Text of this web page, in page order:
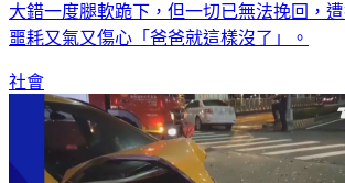
大錯一度腿軟跪下，但一切已無法挽回，
噩耗又氣又傷心「爸爸就這樣沒了」。
社會